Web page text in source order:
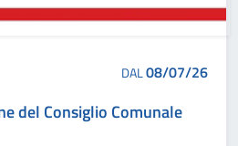
DAL08/07/26
del Consiglio Comunale